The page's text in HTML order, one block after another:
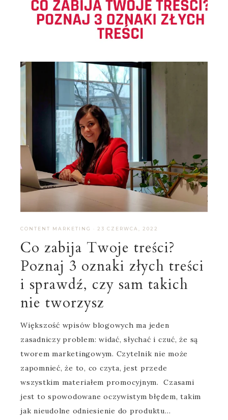
CONTENT MARKETING · 23 CZERWCA, 2022
Co zabija Twoje treści?
Poznaj 3 oznaki złych treści
i sprawdź, czy sam takich
nie tworzysz
Większość wpisów blogowych ma jeden
zasadniczy problem: widać, słychać i czuć, że są
tworem marketingowym. Czytelnik nie może
zapomnieć, że to, co czyta, jest przede
wszystkim materiałem promocyjnym. Czasami
jest to spowodowane oczywistym błędem, takim
jak nieudolne odniesienie do produktu…